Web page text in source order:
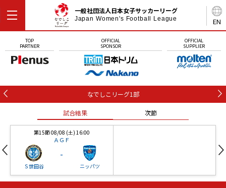
EN
一般社団法人日本女子サッカーリーグ
Japan Women's Football League
TOP
PARTNER
OFFICIAL
SPONSOR
OFFICIAL
SUPPLIER
なでしこリーグ1部
試合結果 次節
第15節 08/08 (土) 16:00
ＡＧＦ
Ｓ世田谷
-
ニッパツ